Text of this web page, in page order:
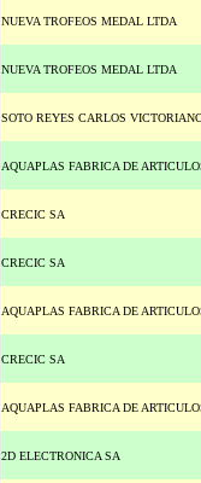
NUEVA TROFEOS MEDAL LTDA
NUEVA TROFEOS MEDAL LTDA
SOTO REYES CARLOS
AQUAPLAS FABRICA DE
CRECIC SA
CRECIC SA
AQUAPLAS FABRICA DE
CRECIC SA
AQUAPLAS FABRICA DE
2D ELECTRONICA SA